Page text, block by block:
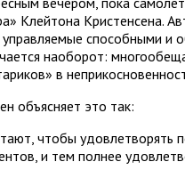
Клейтона Кристенсена.
способными и
наоборот:
в
объясняет это так:
чтобы удовлетворять
и тем полнее